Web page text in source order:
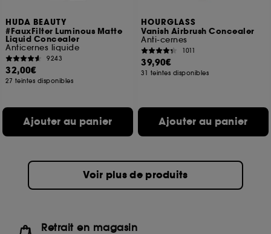
HUDA BEAUTY
#FauxFilter Luminous Matte
Liquid Concealer
Anticernes liquide
9243
32,00€
27 teintes disponibles
Ajouter au panier
HOURGLASS
Vanish Airbrush Concealer
Anti-cernes
1011
39,90€
31 teintes disponibles
Ajouter au panier
Voir plus de produits
Retrait en magasin